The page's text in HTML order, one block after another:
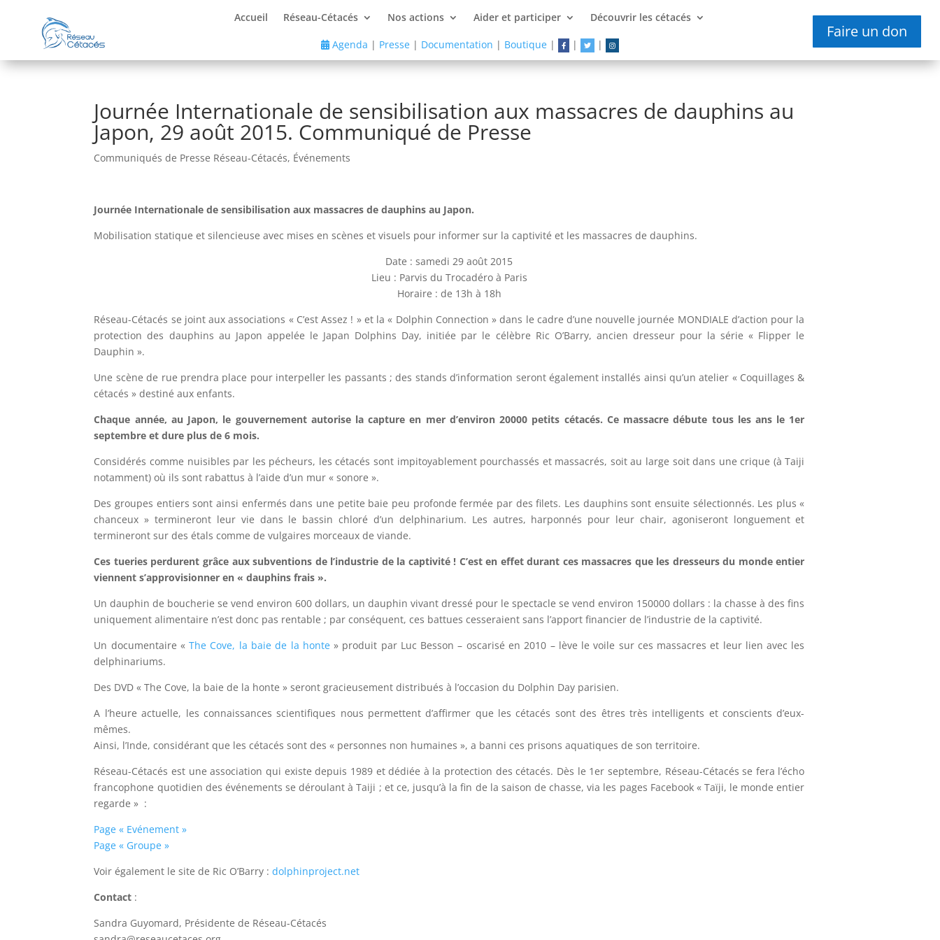
Accueil Réseau-Cétacés Nos actions Aider et participer Découvrir les cétacés
Agenda | Presse| Documentation | Boutique| | |
Faire un don
Journée Internationale de sensibilisation aux massacres de dauphins au
Japon, 29 août 2015. Communiqué de Presse
Communiqués de Presse Réseau-Cétacés, Événements
Journée Internationale de sensibilisation aux massacres de dauphins au Japon.
Mobilisation statique et silencieuse avec mises en scènes et visuels pour informer sur la captivité et les massacres de dauphins.
Date : samedi 29 août 2015
Lieu : Parvis du Trocadéro à Paris
Horaire : de 13h à 18h
Réseau-Cétacés se joint aux associations « C’est Assez ! » et la « Dolphin Connection » dans le cadre d’une nouvelle journée MONDIALE d’action pour la
protection des dauphins au Japon appelée le Japan Dolphins Day, initiée par le célèbre Ric O’Barry, ancien dresseur pour la série « Flipper le
Dauphin ».
Une scène de rue prendra place pour interpeller les passants ; des stands d’information seront également installés ainsi qu’un atelier « Coquillages &
cétacés » destiné aux enfants.
Chaque année, au Japon, le gouvernement autorise la capture en mer d’environ 20000 petits cétacés. Ce massacre débute tous les ans le 1er
septembre et dure plus de 6 mois.
Considérés comme nuisibles par les pécheurs, les cétacés sont impitoyablement pourchassés et massacrés, soit au large soit dans une crique (à Taiji
notamment) où ils sont rabattus à l’aide d’un mur « sonore ».
Des groupes entiers sont ainsi enfermés dans une petite baie peu profonde fermée par des filets. Les dauphins sont ensuite sélectionnés. Les plus «
chanceux » termineront leur vie dans le bassin chloré d’un delphinarium. Les autres, harponnés pour leur chair, agoniseront longuement et
termineront sur des étals comme de vulgaires morceaux de viande.
Ces tueries perdurent grâce aux subventions de l’industrie de la captivité ! C’est en effet durant ces massacres que les dresseurs du monde entier
viennent s’approvisionner en « dauphins frais ».
Un dauphin de boucherie se vend environ 600 dollars, un dauphin vivant dressé pour le spectacle se vend environ 150000 dollars : la chasse à des fins
uniquement alimentaire n’est donc pas rentable ; par conséquent, ces battues cesseraient sans l’apport financier de l’industrie de la captivité.
Un documentaire «The Cove, la baie de la honte» produit par Luc Besson – oscarisé en 2010 – lève le voile sur ces massacres et leur lien avec les
delphinariums.
Des DVD « The Cove, la baie de la honte » seront gracieusement distribués à l’occasion du Dolphin Day parisien.
A l’heure actuelle, les connaissances scientifiques nous permettent d’affirmer que les cétacés sont des êtres très intelligents et conscients d’eux-
mêmes.
Ainsi, l’Inde, considérant que les cétacés sont des « personnes non humaines », a banni ces prisons aquatiques de son territoire.
Réseau-Cétacés est une association qui existe depuis 1989 et dédiée à la protection des cétacés. Dès le 1er septembre, Réseau-Cétacés se fera l’écho
francophone quotidien des événements se déroulant à Taiji ; et ce, jusqu’à la fin de la saison de chasse, via les pages Facebook « Taïji, le monde entier
regarde » :
Page « Evénement »
Page « Groupe »
Voir également le site de Ric O’Barry :dolphinproject.net
Contact :
Sandra Guyomard, Présidente de Réseau-Cétacés